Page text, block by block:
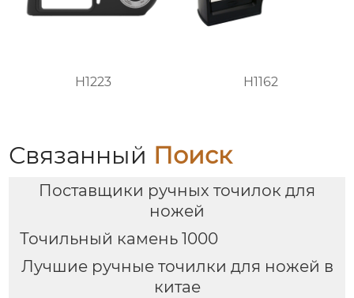
H1223 H1162
Связанный Поиск
Поставщики ручных точилок для
ножей
Точильный камень 1000
Лучшие ручные точилки для ножей в
китае